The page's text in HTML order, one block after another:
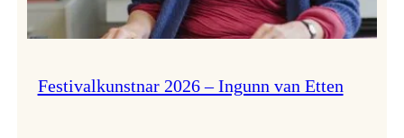
Festivalkunstnar 2026 – Ingunn van Etten